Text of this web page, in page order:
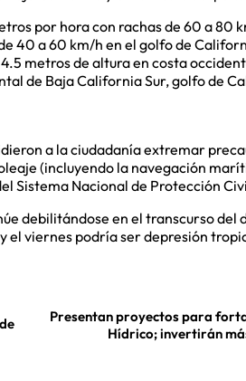
por hora con rachas de 60 a 80
40 a 60 km/h en el golfo de
metros de altura en costa
de Baja California Sur, golfo de
a la ciudadanía extremar
(incluyendo la navegación
Sistema Nacional de Protección
debilitándose en el transcurso del
el viernes podría ser depresión
Presentan proyectos para
Hídrico; invertirán